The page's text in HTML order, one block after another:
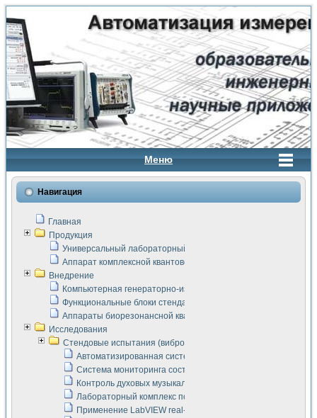
Меню
Навигация
Главная
Продукция
Универсальный лабораторный стенд "Сигнал-USB"
Аппарат комплексной квантовой терапии Интроскан
Внедрение
Компьютерная генераторно-измерительная система
Функциональные блоки стенда "Сигнал-USB"
Аппараты биорезонансной квантовой терапии серии СКАН
Исследования
Стендовые испытания (виброакустика, тензометрия и т.п.)
Автоматизированная система измерения параметров
Система мониторинга состояния тяговых
Контроль духовых музыкальных инструментов
Лабораторный комплекс по исследованию элементной
Применение LabVIEW real-time module для